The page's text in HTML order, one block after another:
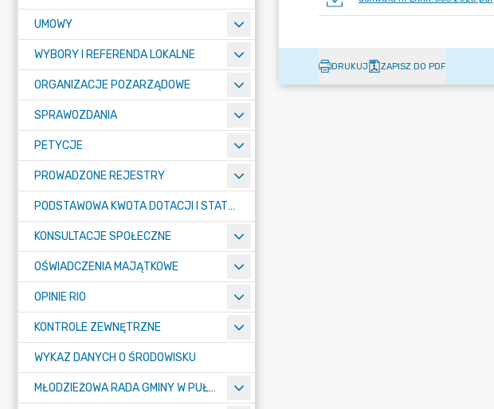
UMOWY
WYBORY I REFERENDA LOKALNE
ORGANIZACJE POZARZĄDOWE
SPRAWOZDANIA
PETYCJE
PROWADZONE REJESTRY
PODSTAWOWA KWOTA DOTACJI I STATYSTYCZNA LICZBA UCZNIÓW
KONSULTACJE SPOŁECZNE
OŚWIADCZENIA MAJĄTKOWE
OPINIE RIO
KONTROLE ZEWNĘTRZNE
WYKAZ DANYCH O ŚRODOWISKU
MŁODZIEŻOWA RADA GMINY W PUŁTUSKU
DRUKUJ ZAPISZ DO PDF